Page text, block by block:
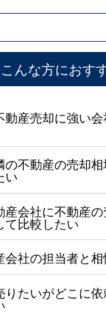
こんな方におす
動産売却に強い
の不動産の売却
い
産会社に不動産
て比較したい
会社の担当者と
りたいがどこに